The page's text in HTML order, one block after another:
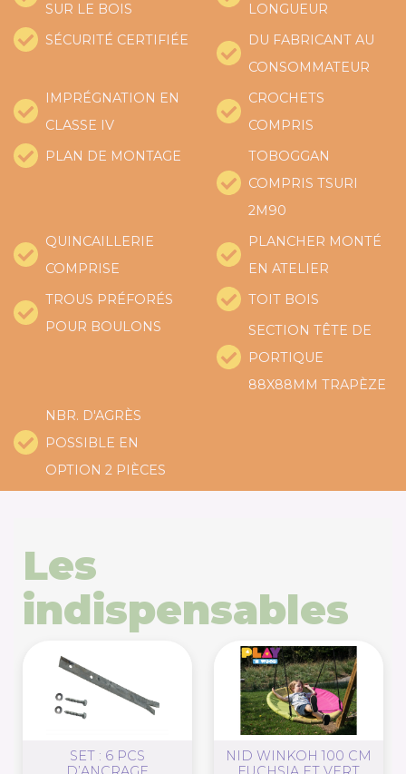
SUR LE BOIS
LONGUEUR
SÉCURITÉ CERTIFIÉE
DU FABRICANT AU
CONSOMMATEUR
IMPRÉGNATION EN
CLASSE IV
CROCHETS
COMPRIS
PLAN DE MONTAGE
TOBOGGAN
COMPRIS TSURI
2M90
QUINCAILLERIE
COMPRISE
PLANCHER MONTÉ
EN ATELIER
TROUS PRÉFORÉS
POUR BOULONS
TOIT BOIS
SECTION TÊTE DE
PORTIQUE
88X88MM TRAPÈZE
NBR. D'AGRÈS
POSSIBLE EN
OPTION 2 PIÈCES
Les
indispensables
SET : 6 PCS
NID WINKOH 100 CM